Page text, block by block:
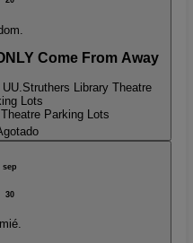
Come From Away
Struthers Library Theatre
Lots
Parking Lots
sep
30
mié.